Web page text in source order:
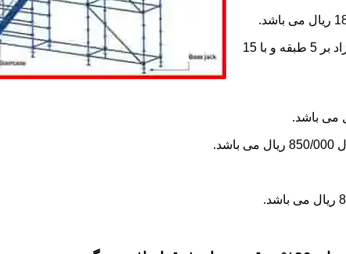
5-اجاره یک ماه چاهک آسانسور به ابعاد 1×1 تا ارتفاع 15 متر با 5 طبقه مقطوع 5/500/000 ریال و مازاد بر 5 طبقه و با 15